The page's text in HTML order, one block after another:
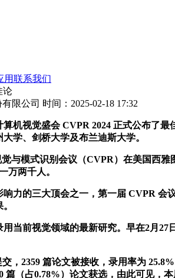
用联系我们
论
限公司 时间：2025-02-18 17:32
视觉盛会 CVPR 2024 正式公布了最
学、剑桥大学及布兰迪斯大学。
模式识别会议（CVPR）在美国西雅
万两千人。
的三大顶会之一，第一届 CVPR 会
前视觉领域的最新研究。早在2月27
2359 篇论文被接收，录用率为
篇（占0.78%）论文获选，由此可见，